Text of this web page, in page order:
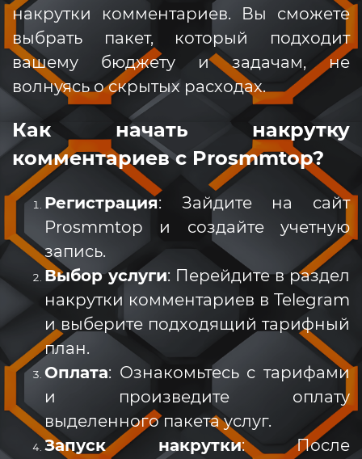
накрутки комментариев. Вы сможете
выбрать пакет, который подходит
вашему бюджету и задачам, не
волнуясь о скрытых расходах.
Как начать накрутку
комментариев с Prosmmtop?
Регистрация: Зайдите на сайт
Prosmmtop и создайте учетную
запись.
Выбор услуги: Перейдите в раздел
накрутки комментариев в Telegram
и выберите подходящий тарифный
план.
Оплата: Ознакомьтесь с тарифами
и произведите оплату
выделенного пакета услуг.
Запуск накрутки: После